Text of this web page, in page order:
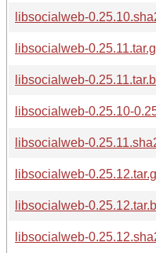
libsocialweb-
libsocialweb-
libsocialweb-
libsocialweb-0.25.10-
libsocialweb-
libsocialweb-
libsocialweb-
libsocialweb-